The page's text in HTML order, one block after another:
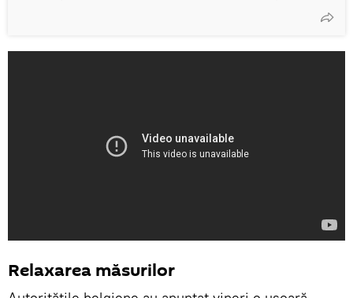
Relaxarea măsurilor